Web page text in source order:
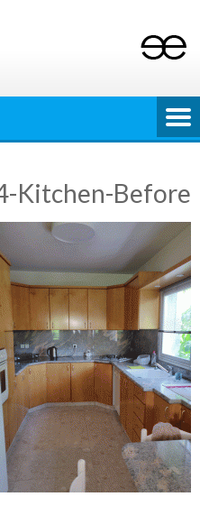
content
Kitchen-Before